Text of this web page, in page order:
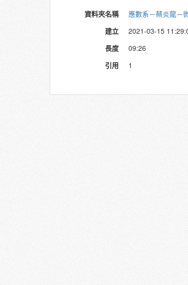
資料夾名稱
應數系－蔡炎龍－
建立
2021-03-15
長度
09:26
引用
1